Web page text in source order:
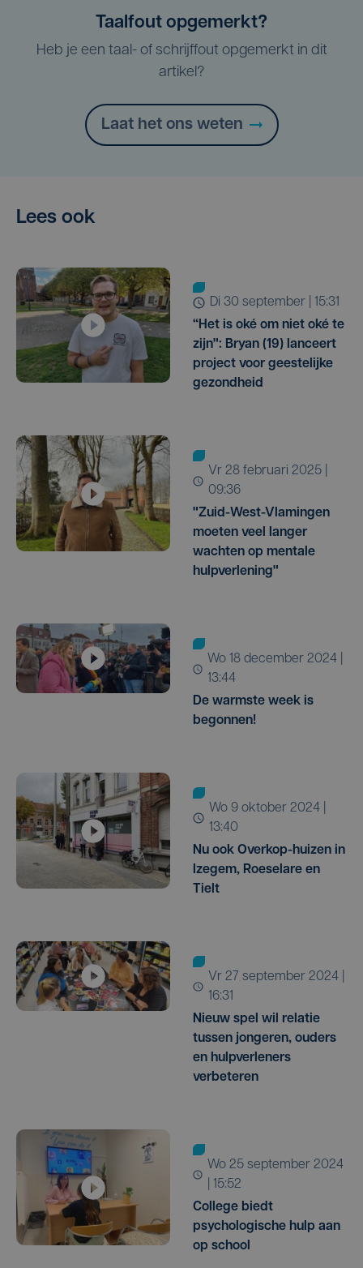
Taalfout opgemerkt?
Heb je een taal- of schrijffout opgemerkt in dit
artikel?
Laat het ons weten
Lees ook
di 30 september | 15:31
“Het is oké om niet oké te
zijn": Bryan (19) lanceert
project voor geestelijke
gezondheid
vr 28 februari 2025 |
09:36
"Zuid-West-Vlamingen
moeten veel langer
wachten op mentale
hulpverlening"
wo 18 december 2024 |
13:44
De warmste week is
begonnen!
wo 9 oktober 2024 |
13:40
Nu ook Overkop-huizen in
Izegem, Roeselare en
Tielt
vr 27 september 2024 |
16:31
Nieuw spel wil relatie
tussen jongeren, ouders
en hulpverleners
verbeteren
wo 25 september 2024
| 15:52
College biedt
psychologische hulp aan
op school